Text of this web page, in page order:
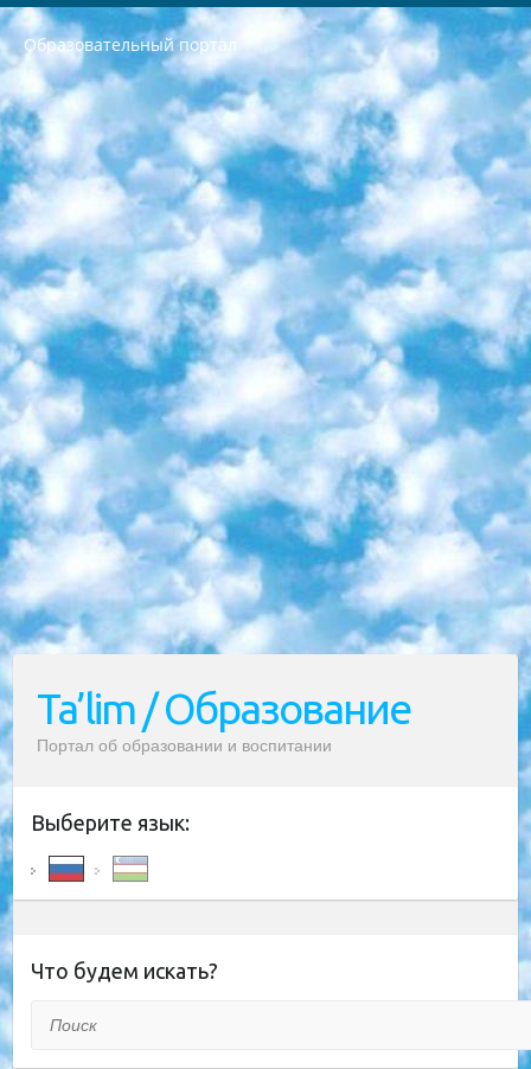
Образовательный портал
РЕСПУБЛИКА УЗБЕКИСТАН МИНИСТРЕРСТВО ДОШКОЛЬНОГО И ШКОЛЬНОГО ОБРАЗОВАНИЯ КОМАНДА в общеобразовательных учреждениях в 2023-2024 учебном году организация и проведение итоговой государственной аттестации обучающихся о Министра дошкольного и школьного образования Республики Узбекистан от 4 марта 2008 года (постановлением Минюста от 20 марта 2008 года № 1778 государственной регистрации) «Итоговое состояние учащихся общего среднего образования на основании положения об утверждении положения об аттестации общего среднего образования выпускной экзамен студентов в образовательных учреждениях в 2023-2024 учебном году В целях организации и прохождения аттестации приказываю: 1. Следующее: перечень предметов, по которым будет проводиться итоговая государственная аттестация и экзамен формы перевода согласно приложению 1; сертификаты международного образца, оценивающие уровень владения иностранными языками перечень согласно приложению 2; 2. Педагогический при специализированных образовательных учреждениях. научно-практический центр квалификации и международной оценки (Д.Давидова) 2024 г. До 25 марта: задания по предметам, по которым будет проводиться итоговая аттестация разработка и утверждение технических условий; итоговая аттестация на основании разработанного предметного задания разработка вопросов по предметам (устно и письменно), экзамен передача; общеобразовательные средние школы и специальные учебные заведения учащиеся выпускных классов школ и интернатов в агентской системе подготовка базы данных экзаменационных материалов и критериев оценки; перевод базы экзаменационных материалов на все языки обучения подать в Республиканский образовательный центр для изготовления; варианты экзаменов на основе разработанных контрольных материалов пусть будут поставлены задачи формирования. 3. Республиканский образовательный центр (Ш.Худайкулов) до 5 апреля 2024 года. до: база данных предоставленных экзаменационных материалов на все языки обучения перевод и экспертиза; для слепых, слабовидящих, глухих, слабослышащих и умственно отсталых детей учащиеся выпускных классов специализированных школ и школ-интернатов база данных экзаменационных материалов на всех преподаваемых языках подготовка критериев оценки; специализированные школы для умственно отсталых детей и технологии для учащихся выпускных классов школ-интернатов разработка соответствующих рекомендаций и критериев проведения ЕГЭ по естествознанию давать задания. 4. Педагогический при специализированных образовательных учреждениях. Научно-практический центр навыков и международной оценки (Д.Давидова), Республика образовательный центр (Худайкулов Ш.) итоговый государственный аттестационный экзамен ориентирован на творческое и логическое мышление при подготовке базы материалов учитывать введение заданий. 5. Следует отметить, что: сертификат государственного образца о знании общеобразовательного предмета и как минимум национальный уровень B1 по предметам на иностранных языках, указанным в Приложении 2. или международно признанный сертификат эквивалентного уровня студенты, изучающие определенный предмет, освобождаются от экзамена; по соответствующим предметам запланирована итоговая государственная аттестация за день до дня, путем жеребьевки Рабочей группой (в письменной форме по предметам, проводимым в форме) из числа сформированных вариантов выбрано 2 варианта; 2 выбранных варианта экзамена анонсированы на официальном сайте министерства и все выпускники по всей стране на основе этих вариантов проводит итоговую государственную аттестацию. 6. Государственное образование учащихся средних общеобразовательных учреждений. знания в соответствии с квалификационными требованиями, которые необходимо приобрести на основании стандартов итоговый (выпускной) контроль для 9 и 11 классов в целях тестирования Экзамены (далее – экзамены) состоят из предметов, перечисленных в приложении 1. будет сделано. 7. Экзамены пройдут с 26 мая по 15 июня 2024 г. (кроме науки физического воспитания). 8. Физическая для учащихся 9 классов общесредних образовательных учреждений. Экзамены по предмету «Образование, квалификация медицина» 1-6 мая 2024 года. сотрудники перевести под присмотр (с отклонениями в физическом или умственном развитии) специализированная школа для детей, школы-интернаты и со сколиозом школы-интернаты санаторного типа для больных детей исключены). 9. Он был слепым, слабовидящим и имел нарушения опорно-двигательного аппарата. экзамены в специализированных школах и интернатах для детей должны проводиться исходя из требований, предъявляемых к общеобразовательным учреждениям (физкультура кроме науки). 10. Специализированная школа для глухих и слабослышащих детей. и экзамены в интернатах и быть реализован в виде письменного теста по математике. 11. Специальность для умственно отсталых детей. Для 9 класса Родной язык и литературное письмо Государственный язык (язык обучения – узбекский). для неклассов) написано Математическое письмо Письменная/устная история Узбекистана Физическое воспитание практично Итоговый контроль Для 11 класса Написание родного языка и литературы (эссе) Математическое письмо Узбекский язык (обучение на узбекском языке) не посещающее общее среднее образование для учреждений)/Образовательное учреждение выбор письменный и устный Иностранный язык письменный/устный Письменная/устная история Узбекистана *По выбору студента:  Химия  Физика  Основы государственного права  География 10 бесплатных образовательных ресурсов - Мы составили подборку онлайн-проектов с интерактивными упражнениями, видеолекциями и статьями. Они помогут вам обрести новые и освежить старые знания бесплатно. 1. «ИНТУИТ» Старейшая образовательная площадка Рунета. Здесь вы найдёте сотни текстовых и видеокурсов на десятки различных тем — от программирования до психологии. Многие курсы подготовлены российскими университетами и крупными международными компаниями вроде Intel и Microsoft. Самостоятельное обучение бесплатное, но желающие могут оплатить услуги персональных наставников. 2. «Смартия» знакомит с актуальными профессиями и подсказывает, как им обучаться. Выбрав заинтересовавшую вас специальность — SMM-специалист, фотограф, веб-дизайнер или другую, — увидите список необходимых для неё умений. Чтобы вы могли освоить их самостоятельно, для каждого умения площадка отображает подборку ссылок на учебные материалы. Хотя «Смартия» ориентируется на русскоязычную аудиторию, часть контента всё же доступна только на английском. 3. «Лекторий Физтеха» Проект Московского физико-технического института (Физтеха). С его помощью вы можете смотреть онлайн серии лекций, записанные на видео в этом вузе. В числе доступных предметов — физика, биология, химия, информационные технологии и другие. К некоторым лекциям администрация ресурса прилагает готовые конспекты, которые можно скачивать в PDF-формате. 4. ITMOcourses Онлайн-площадка Санкт-Петербургского национального исследовательского университета информационных технологий, механики и оптики (ИТМО). Ресурс предоставляет свободный доступ к курсам, разработанным в этом вузе. Каталог материалов разбит на четыре категории: «Оптические системы и технологии», «Приборостроение и робототехника», «Информационные технологии» и «Биотехнологии». Курсы состоят из видеолекций, интерактивных демонстраций и заданий. 5. «КиберЛенинка» Электронная научная библиотека открытого доступа. Каталог площадки регулярно обрастает текстами статей из различных научных изданий. Сгруппированные по журналам и рубрикам публикации можно читать онлайн или скачивать целиком в PDF-формате. Проект нацелен на популяризацию науки за счёт открытого доступа к качественной информации. 6. «ПостНаука» На этом ресурсе публикуют подборки видеолекций, составленные экспертами из разных отраслей и объединённые общими темами. Среди них, к примеру, есть серии «Биоинформатика и геномика», «Культура средневековой Скандинавии» и Cinema Studies о теории кино. Каждая подборка лекций — логически связанная история, рассказанная экспертом от первого лица. Кроме того, на сайте появляются научно-образовательные статьи и тесты на разные темы. 7. «Newочём» Команда проекта «Newочём» отбирает самые интересные тексты из англоязычных СМИ и переводит те из них, за которые голосуют участники сообщества «ВКонтакте». По большей части это научно-популярные статьи. Редакторы придумывают лишь заголовки, в остальном содержание переводов соответствует оригиналам. Полные тексты можно читать прямо в социальной сети. 8. InternetUrok Онлайн-база материалов по основным дисциплинам школьной программы. Информация на сайте структурирована по классам, предметам и темам (урокам). Каждый урок состоит из видеолекций и конспектов. Есть также интерактивные тренажёры и тесты для закрепления пройденного материала. Даже если вы давно окончили школу, возможность повторить программу старших классов всегда может пригодиться. 9. Edutainme Ещё один ресурс об образовании. В отличие от Newtonew, как мне кажется, Edutainme больше ориентируется на представителей индустрии: педагогов, предпринимателей, разработчиков образовательных проектов. Но и любой, кто просто стремится к саморазвитию, найдёт на сайте много полезного и интересного для себя. Например, информацию о новых курсах и образовательных сервисах. 10. Newtonew Онлайн-медиа об образовании и обучении в широком смысле. Авторы Newtonew пишут об инструментах, заведениях, тактиках и стратегиях, которые помогают учить других и получать новые знания самостоятельно. На этой площадке вы найдёте новости, обзоры, аналитические мат
Ta’lim / Образование
Портал об образовании и воспитании
Выберите язык:
Что будем искать?